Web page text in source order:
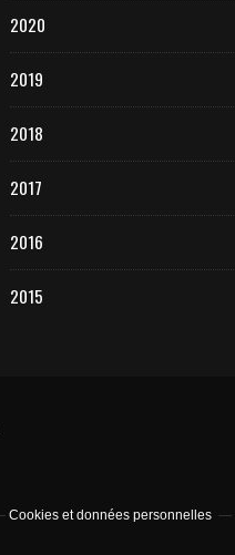
2020
2019
2018
2017
2016
2015
Cookies et données personnelles